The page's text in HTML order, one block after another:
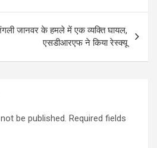
जानवर के हमले में एक व्यक्ति घायल,
एसडीआरएफ ने किया रेस्क्यू
be published. Required fields